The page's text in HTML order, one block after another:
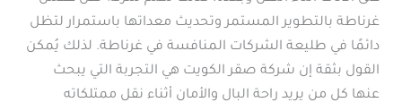
غرناطة بالتطوير المستمر وتحديث معداتها باستمرار لتظل
دائمًا في طليعة الشركات المنافسة في غرناطة. لذلك يُمكن
القول بثقة إن شركة صقر الكويت هي التجربة التي يبحث
عنها كل من يريد راحة البال والأمان أثناء نقل ممتلكاته